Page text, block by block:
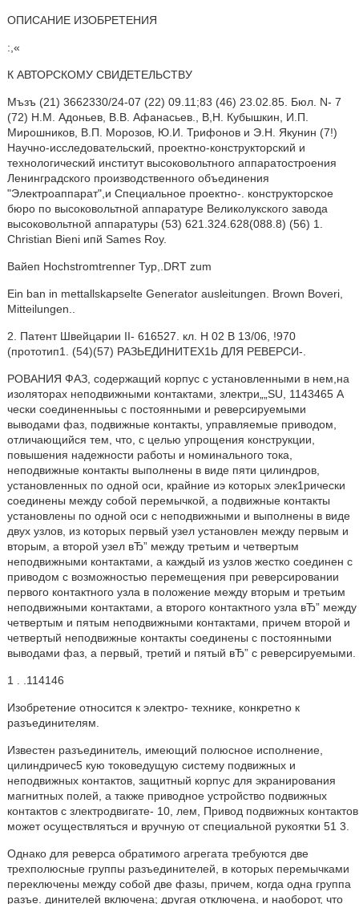
ОПИСАНИЕ ИЗОБРЕТЕНИЯ
:,«
К АВТОРСКОМУ СВИДЕТЕЛЬСТВУ
Мъзъ (21) 3662330/24-07 (22) 09.11;83 (46) 23.02.85. Бюл. N- 7
(72) Н.М. Адоньев, В.В. Афанасьев., В,Н. Кубышкин, И.П.
Мирошников, В.П. Морозов, Ю.И. Трифонов и Э.Н. Якунин (7!)
Научно-исследовательский, проектно-конструкторский и
технологический институт высоковольтного аппаратостроения
Ленинградского производственного объединения
"Электроаппарат",и Специальное проектно-. конструкторское
бюро по высоковольтной аппаратуре Великолукского завода
высоковольтной аппаратуры (53) 621.324.628(088.8) (56) 1.
Christian Bieni ипй Sames Roy.
Вайеп Hochstromtrenner Typ,.DRT zum
Ein ban in mettallskapselte Generator ausleitungen. Brown Boveri,
Mitteilungen..
2. Патент Швейцарии II- 616527. кл. Н 02 В 13/06, !970
(прототип1. (54)(57) РАЗЬЕДИНИТЕХ1Ь ДЛЯ РЕВЕРСИ-.
РОВАНИЯ ФАЗ, содержащий корпус с установленными в нем,на
изоляторах неподвижными контактами, злектри„„SU, 1143465 А
чески соединенныьы с постоянными и реверсируемыми
выводами фаз, подвижные контакты, управляемые приводом,
отличающийся тем, что, с целью упрощения конструкции,
повышения надежности работы и номинального тока,
неподвижные контакты выполнены в виде пяти цилиндров,
установленных по одной оси, крайние иэ которых элек1рически
соединены между собой перемычкой, а подвижные контакты
установлены по одной оси с неподвижными и выполнены в виде
двух узлов, из которых первый узел установлен между первым и
вторым, а второй узел вЂ” между третьим и четвертым
неподвижными контактами, а каждый из узлов жестко соединен с
приводом с возможностью перемещения при реверсировании
первого контактного узла в положение между вторым и третьим
неподвижными контактами, а второго контактного узла вЂ” между
четвертым и пятым неподвижными контактами, причем второй и
четвертый неподвижные контакты соединены с постоянными
выводами фаз, а первый, третий и пятый вЂ” с реверсируемыми.
1 . .114146
Изобретение относится к электро- технике, конкретно к
разъединителям.
Известен разъединитель, имеющий полюсное исполнение,
цилиндричес5 кую токоведущую систему подвижных и
неподвижных контактов, защитный корпус для экранирования
магнитных полей, а также приводное устройство подвижных
контактов с злектродвигате- 10, лем, Привод подвижных контактов
может осуществляться и вручную от специальной рукоятки 51 3.
Однако для реверса обратимого агрегата требуются две
трехполюсные группы разъединителей, в которых перемычками
переключены между собой две фазы, причем, когда одна группа
разъе. динителей включена; другая отключена, и наоборот, что